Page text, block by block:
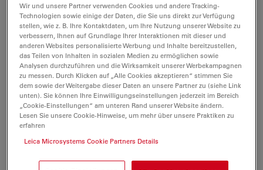
Shai A. Shaked, Rivka Manor, Simy Weil, Idan Pery,
Eliahu D. Aflalo, Sana Huleihel, Nitzan Maman,
Lonia Friedlander, Amir Sagi; International Journal
of Biological Macromolecules, Volume 329, Part 2,
2025, 147911, ISSN 0141-8130,
doi.org/10.1016/j.ijbiomac.2025.147911
A translocation-competent pore is required for
Shigella flexneri to escape from the double
membrane vacuole during intercellular spread
Raab JE, Harju TB, Toperzer JD, Duncan-Lowey JK,
Thomas CI, Darehshouri A, Goldberg MB, Russo
Wir und unsere Partner verwenden Cookies und andere Tracking-
Technologien sowie einige der Daten, die Sie uns direkt zur Verfügung
stellen, wie z. B. Ihre Kontaktdaten, um Ihre Nutzung unserer Website zu
verbessern, Ihnen auf Grundlage Ihrer Interaktionen mit dieser und
anderen Websites personalisierte Werbung und Inhalte bereitzustellen,
das Teilen von Inhalten in sozialen Medien zu ermöglichen sowie
Analysen durchzuführen und die Wirksamkeit unserer Werbekampagnen
zu messen. Durch Klicken auf „Alle Cookies akzeptieren“ stimmen Sie
dem sowie der Weitergabe dieser Daten an unsere Partner zu (siehe Link
unten). Sie können Ihre Einwilligungseinstellungen jederzeit im Bereich
„Cookie-Einstellungen“ am unteren Rand unserer Website ändern.
Lesen Sie unsere Cookie-Hinweise, um mehr über unsere Praktiken zu
erfahren
Leica Microsystems Cookie Partners Details